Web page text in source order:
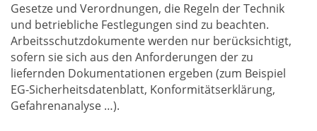
Gesetze und Verordnungen, die Regeln der Technik
und betriebliche Festlegungen sind zu beachten.
Arbeitsschutzdokumente werden nur berücksichtigt,
sofern sie sich aus den Anforderungen der zu
liefernden Dokumentationen ergeben (zum Beispiel
EG-Sicherheitsdatenblatt, Konformitätserklärung,
Gefahrenanalyse …).